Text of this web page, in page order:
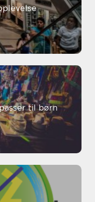
til børn